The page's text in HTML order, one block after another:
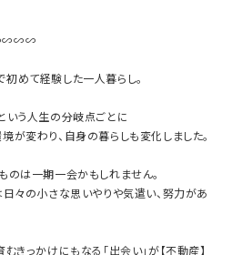
めて経験した一人暮らし。
いう人生の分岐点ごとに
が変わり、自身の暮らしも変化しました。
のは一期一会かもしれません。
日々の小さな思いやりや気遣い、努力があ